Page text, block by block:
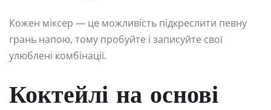
Кожен міксер — це можливість підкреслити певну
грань напою, тому пробуйте і записуйте свої
улюблені комбінації.
Коктейлі на основі